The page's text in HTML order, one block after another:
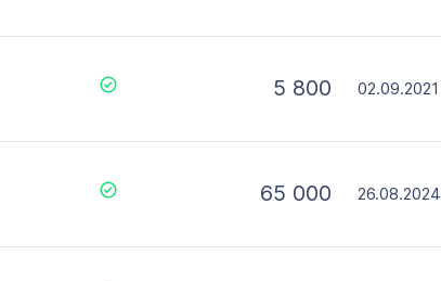
5 800 02.09.2021
65 000 26.08.2024